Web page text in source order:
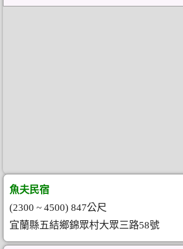
魚夫民宿
(2300 ~ 4500) 847公尺
宜蘭縣五結鄉錦眾村大眾三路58號